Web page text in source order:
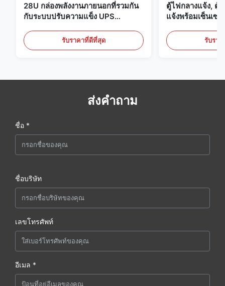
28U กล่องพลังงานภายนอกที่รวมกัน
กับระบบปรับความแข็ง UPS
รับราคาที่ดีที่สุด
ตู้ไฟกลางแจ้ง, ตู้
แจ้งพร้อมเซ็นเซอ
รับรา
ส่งคำถาม
ชื่อ *
ชื่อบริษัท
เลขโทรศัพท์
อีเมล *